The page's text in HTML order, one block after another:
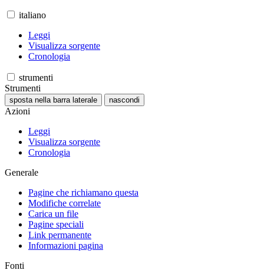
italiano
Leggi
Visualizza sorgente
Cronologia
strumenti
Strumenti
sposta nella barra laterale nascondi
Azioni
Leggi
Visualizza sorgente
Cronologia
Generale
Pagine che richiamano questa
Modifiche correlate
Carica un file
Pagine speciali
Link permanente
Informazioni pagina
Fonti